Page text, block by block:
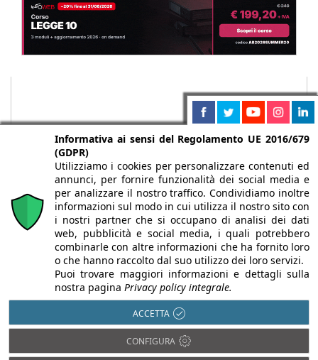
Chi siamo Autori Per la tua pubblicità
Iscriviti alla
newsletter
Infobuild è testata registrata presso il Tribunale di Milano al n° 63
dell’8/3/2013 - ISSN 2282-2267
Informativa ai sensi del Regolamento UE 2016/679
(GDPR)
Utilizziamo i cookies per personalizzare contenuti ed
annunci, per fornire funzionalità dei social media e
per analizzare il nostro traffico. Condividiamo inoltre
informazioni sul modo in cui utilizza il nostro sito con
i nostri partner che si occupano di analisi dei dati
web, pubblicità e social media, i quali potrebbero
combinarle con altre informazioni che ha fornito loro
o che hanno raccolto dal suo utilizzo dei loro servizi.
Puoi trovare maggiori informazioni e dettagli sulla
nostra pagina Privacy policy integrale.
ACCETTA
CONFIGURA